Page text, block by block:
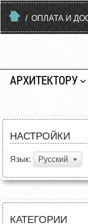
/ ОПЛАТА И
АРХИТЕКТОРУ
НАСТРОЙКИ
Язык: Русский
КАТЕГОРИИ